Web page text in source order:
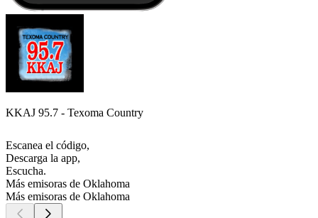
KKAJ 95.7 - Texoma Country
Escanea el código,
Descarga la app,
Escucha.
Más emisoras de Oklahoma
Más emisoras de Oklahoma